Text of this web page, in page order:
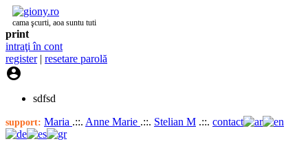
cama şcurti, aoa suntu tuti
print
intraţi în cont
register| resetare parolă

sdfsd
support: Maria .::. Anne Marie .::. Stelian M .::. contact